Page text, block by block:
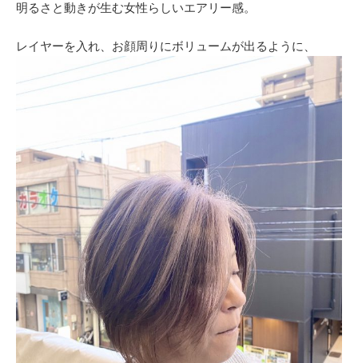
明るさと動きが生む女性らしいエアリー感。
レイヤーを入れ、お顔周りにボリュームが出るように、